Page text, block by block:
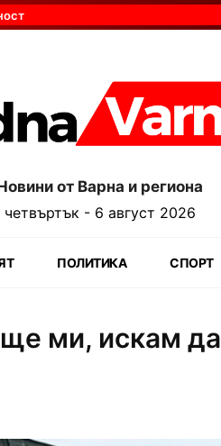
от Варна и региона
четвъртък - 6 август 2026
ПОЛИТИКА СПОРТ
ми, искам да